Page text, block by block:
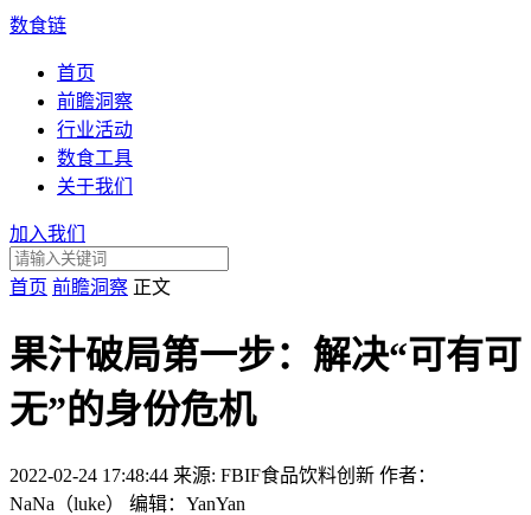
数食链
首页
前瞻洞察
行业活动
数食工具
关于我们
加入我们
首页 前瞻洞察 正文
果汁破局第一步：解决“可有可
无”的身份危机
2022-02-24 17:48:44 来源: FBIF食品饮料创新 作者：
NaNa（luke） 编辑：YanYan